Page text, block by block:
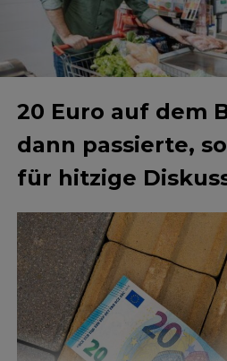
20 Euro auf dem
dann passierte,
für hitzige